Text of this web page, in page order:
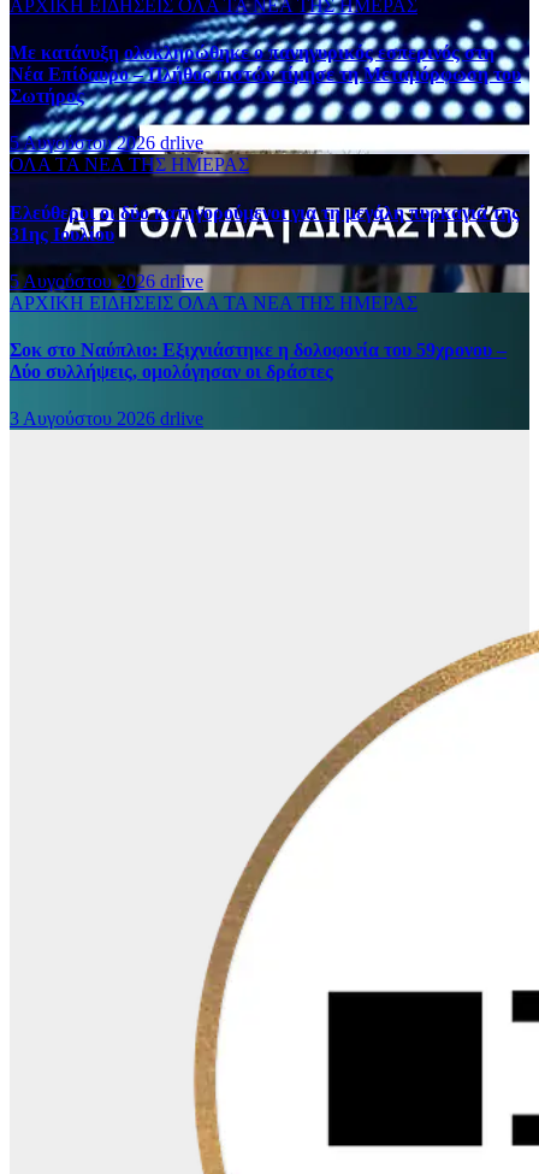
ΑΡΧΙΚΗ ΕΙΔΗΣΕΙΣ ΟΛΑ ΤΑ ΝΕΑ ΤΗΣ ΗΜΕΡΑΣ
Με κατάνυξη ολοκληρώθηκε ο πανηγυρικός εσπερινός στη
Νέα Επίδαυρο – Πλήθος πιστών τίμησε τη Μεταμόρφωση του
Σωτήρος
5 Αυγούστου 2026 drlive
ΟΛΑ ΤΑ ΝΕΑ ΤΗΣ ΗΜΕΡΑΣ
Ελεύθεροι οι δύο κατηγορούμενοι για τη μεγάλη πυρκαγιά της
31ης Ιουλίου
5 Αυγούστου 2026 drlive
ΑΡΧΙΚΗ ΕΙΔΗΣΕΙΣ ΟΛΑ ΤΑ ΝΕΑ ΤΗΣ ΗΜΕΡΑΣ
Σοκ στο Ναύπλιο: Εξιχνιάστηκε η δολοφονία του 59χρονου –
Δύο συλλήψεις, ομολόγησαν οι δράστες
3 Αυγούστου 2026 drlive